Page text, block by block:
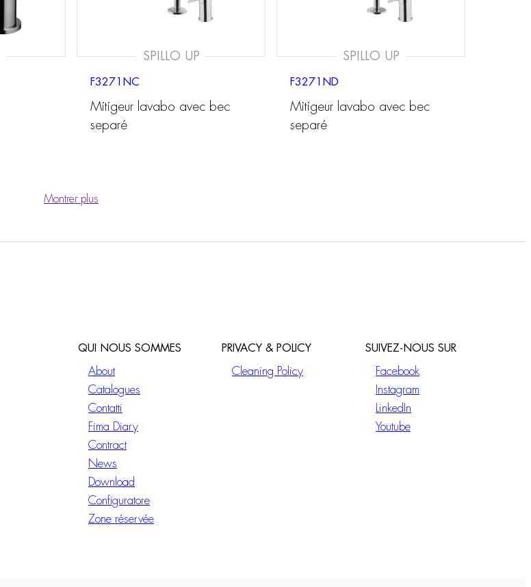
SPILLO UP
F3271NC
Mitigeur lavabo avec bec
separé
SPILLO UP
F3271ND
Mitigeur lavabo avec bec
separé
Montrer plus
QUI NOUS SOMMES
About
Catalogues
Contatti
Fima Diary
Contract
News
Download
Configuratore
Zone réservée
PRIVACY & POLICY
Cleaning Policy
SUIVEZ-NOUS SUR
Facebook
Instagram
LinkedIn
Youtube